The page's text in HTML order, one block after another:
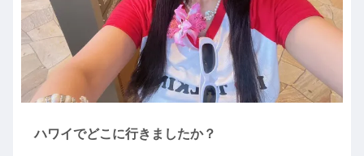
ハワイでどこに行きましたか？